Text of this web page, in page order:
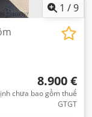
1 /9
8.900 €
chưa bao gồm thuế
GTGT